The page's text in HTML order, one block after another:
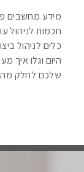
מידע מחשבים
חכמות לניהול
כלים לניהול
היום וגלו איך
שלכם לחלק